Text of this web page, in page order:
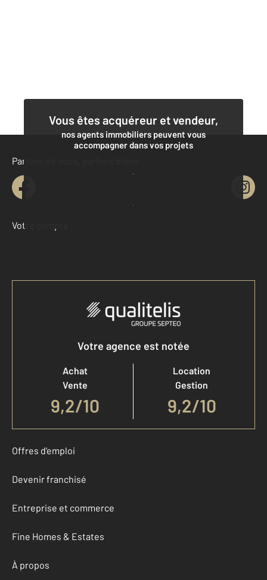
Vous êtes acquéreur et vendeur,
nos agents immobiliers peuvent vous
accompagner dans vos projets
Contacter l'agence
Demander une estimation
Parlons de vous, parlons biens
Votre compte :
Accéder à mon compte
Votre agence est notée
Achat
Vente
9,2/10
Location
Gestion
9,2/10
Offres d'emploi
Devenir franchisé
Entreprise et commerce
Fine Homes & Estates
À propos